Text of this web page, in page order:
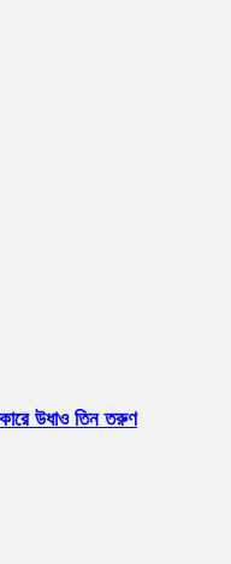
উধাও তিন তরুণ